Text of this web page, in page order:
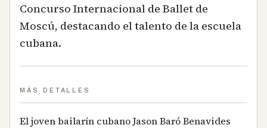
Concurso Internacional de Ballet de
Moscú, destacando el talento de la escuela
cubana.
MÁS DETALLES
El joven bailarín cubano Jason Baró Benavides